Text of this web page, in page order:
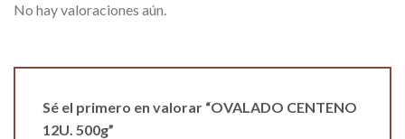
No hay valoraciones aún.
Sé el primero en valorar “OVALADO CENTENO
12U. 500g”